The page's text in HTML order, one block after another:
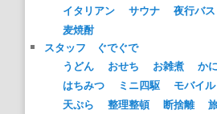
イタリアン
サウナ 夜行バス
麦焼酎
スタッフ ぐでぐで
うどん
おせち お雑煮 か
はちみつ
ミニ四駆 モバイル
天ぷら
整理整頓 断捨離